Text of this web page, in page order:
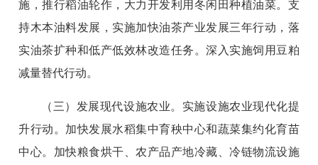
施，推行稻油轮作，大力开发利用冬闲田种植油菜。支
持木本油料发展，实施加快油茶产业发展三年行动，落
实油茶扩种和低产低效林改造任务。深入实施饲用豆粕
减量替代行动。
（三）发展现代设施农业。实施设施农业现代化提
升行动。加快发展水稻集中育秧中心和蔬菜集约化育苗
中心。加快粮食烘干、农产品产地冷藏、冷链物流设施